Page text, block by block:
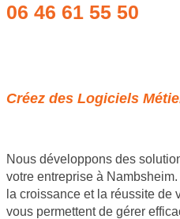
06 46 61 55 50
Créez des Logiciels
Nous développons des
votre entreprise à
la croissance et la réussite
vous permettent de gérer